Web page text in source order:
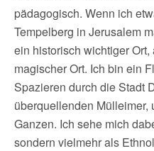
pädagogisch. Wenn ich
Tempelberg in Jerusalem
ein historisch wichtiger
magischer Ort. Ich bin ein
Spazieren durch die Stadt
überquellenden Mülleimer,
Ganzen. Ich sehe mich
sondern vielmehr als